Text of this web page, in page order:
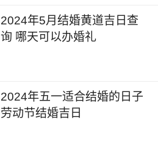
2024年5月结婚黄道吉日查
询 哪天可以办婚礼
2024年五一适合结婚的日子
劳动节结婚吉日